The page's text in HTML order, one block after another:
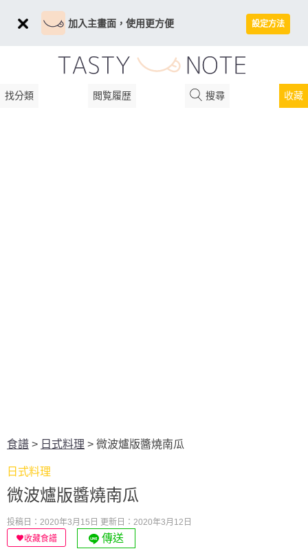
加入主畫面，使用更方便 設定方法
找分類 閲覧履歴 搜尋 收藏
食譜 > 日式料理 > 微波爐版醬燒南瓜
日式料理
微波爐版醬燒南瓜
投稿日：2020年3月15日 更新日：2020年3月12日
收藏食譜
傳送